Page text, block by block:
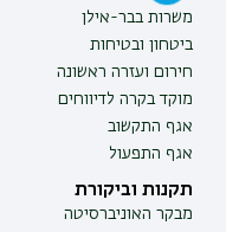
משרות בבר-אילן
ביטחון ובטיחות
חירום ועזרה ראשונה
מוקד בקרה לדיווחים
אגף התקשוב
אגף התפעול
תקנות וביקורת
מבקר האוניברסיטה